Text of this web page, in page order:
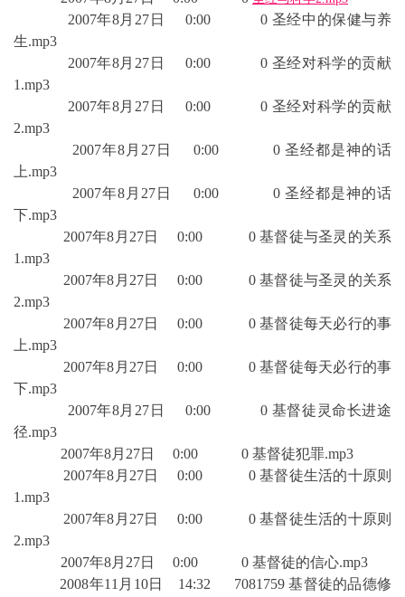
2007年8月27日 0:00 0 圣经中的保健与养
生.mp3
2007年8月27日 0:00 0 圣经对科学的贡献
1.mp3
2007年8月27日 0:00 0 圣经对科学的贡献
2.mp3
2007年8月27日 0:00 0 圣经都是神的话
上.mp3
2007年8月27日 0:00 0 圣经都是神的话
下.mp3
2007年8月27日 0:00 0 基督徒与圣灵的关系
1.mp3
2007年8月27日 0:00 0 基督徒与圣灵的关系
2.mp3
2007年8月27日 0:00 0 基督徒每天必行的事
上.mp3
2007年8月27日 0:00 0 基督徒每天必行的事
下.mp3
2007年8月27日 0:00 0 基督徒灵命长进途
径.mp3
2007年8月27日 0:00 0 基督徒犯罪.mp3
2007年8月27日 0:00 0 基督徒生活的十原则
1.mp3
2007年8月27日 0:00 0 基督徒生活的十原则
2.mp3
2007年8月27日 0:00 0 基督徒的信心.mp3
2008年11月10日 14:32 7081759 基督徒的品德修